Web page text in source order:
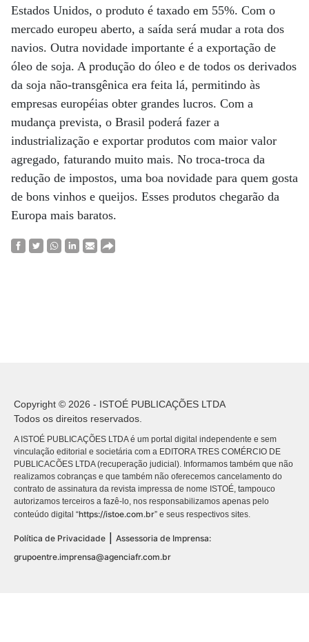
Estados Unidos, o produto é taxado em 55%. Com o
mercado europeu aberto, a saída será mudar a rota dos
navios. Outra novidade importante é a exportação de
óleo de soja. A produção do óleo e de todos os derivados
da soja não-transgênica era feita lá, permitindo às
empresas européias obter grandes lucros. Com a
mudança prevista, o Brasil poderá fazer a
industrialização e exportar produtos com maior valor
agregado, faturando muito mais. No troca-troca da
redução de impostos, uma boa novidade para quem gosta
de bons vinhos e queijos. Esses produtos chegarão da
Europa mais baratos.
Copyright © 2026 - ISTOÉ PUBLICAÇÕES LTDA
Todos os direitos reservados.
A ISTOÉ PUBLICAÇÕES LTDA é um portal digital independente e sem
vinculação editorial e societária com a EDITORA TRES COMÉRCIO DE
PUBLICACÕES LTDA (recuperação judicial). Informamos também que não
realizamos cobranças e que também não oferecemos cancelamento do
contrato de assinatura da revista impressa de nome ISTOÉ, tampouco
autorizamos terceiros a fazê-lo, nos responsabilizamos apenas pelo
conteúdo digital “https://istoe.com.br” e seus respectivos sites.
Política de Privacidade
Assessoria de Imprensa:
grupoentre.imprensa@agenciafr.com.br